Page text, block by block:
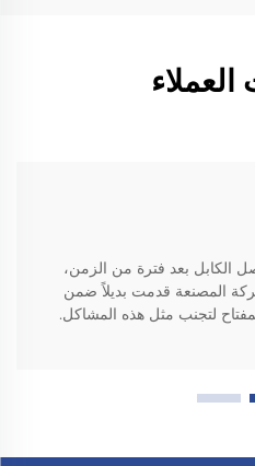
العملاء
بعد فترة من الزمن،
المصنعة قدمت بديلاً ضمن
لتجنب مثل هذه المشاكل.